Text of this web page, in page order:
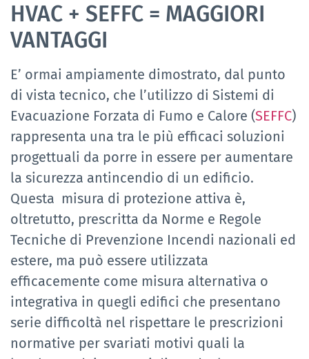
HVAC + SEFFC = MAGGIORI
VANTAGGI
E’ ormai ampiamente dimostrato, dal punto
di vista tecnico, che l’utilizzo di Sistemi di
Evacuazione Forzata di Fumo e Calore (SEFFC)
rappresenta una tra le più efficaci soluzioni
progettuali da porre in essere per aumentare
la sicurezza antincendio di un edificio.
Questa misura di protezione attiva è,
oltretutto, prescritta da Norme e Regole
Tecniche di Prevenzione Incendi nazionali ed
estere, ma può essere utilizzata
efficacemente come misura alternativa o
integrativa in quegli edifici che presentano
serie difficoltà nel rispettare le prescrizioni
normative per svariati motivi quali la